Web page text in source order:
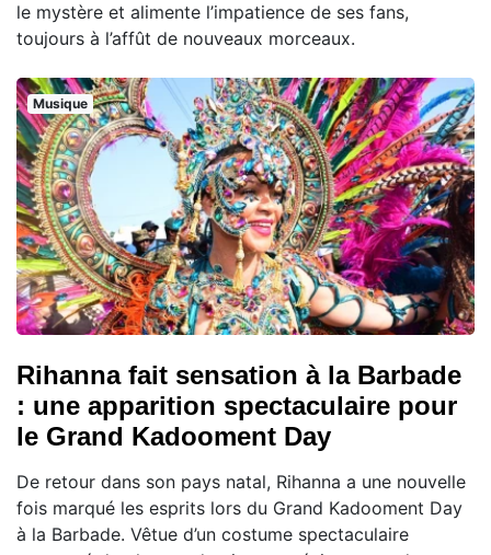
le mystère et alimente l’impatience de ses fans,
toujours à l’affût de nouveaux morceaux.
Musique
Rihanna fait sensation à la Barbade
: une apparition spectaculaire pour
le Grand Kadooment Day
De retour dans son pays natal, Rihanna a une nouvelle
fois marqué les esprits lors du Grand Kadooment Day
à la Barbade. Vêtue d’un costume spectaculaire